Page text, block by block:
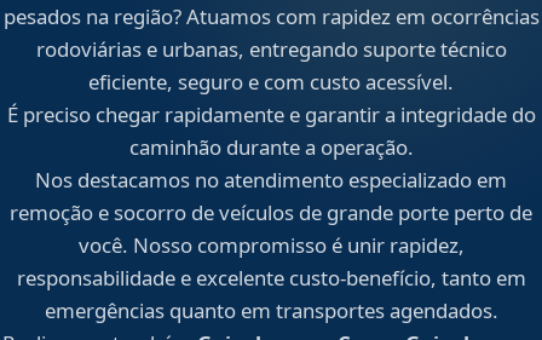
pesados na região? Atuamos com rapidez em ocorrências
rodoviárias e urbanas, entregando suporte técnico
eficiente, seguro e com custo acessível.
É preciso chegar rapidamente e garantir a integridade do
caminhão durante a operação.
Nos destacamos no atendimento especializado em
remoção e socorro de veículos de grande porte perto de
você. Nosso compromisso é unir rapidez,
responsabilidade e excelente custo-benefício, tanto em
emergências quanto em transportes agendados.